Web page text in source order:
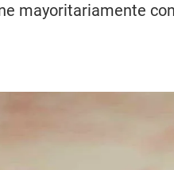
mayoritariamente